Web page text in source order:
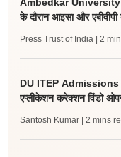
के दौरान आइसा और
Press Trust of India | 2
DU ITEP Admissions
एप्लीकेशन करेक्शन विंडो
Santosh Kumar | 2 mins